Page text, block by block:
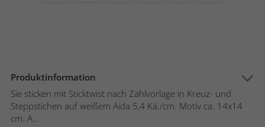
Produktinformation
Sie sticken mit Sticktwist nach Zählvorlage in Kreuz- und
Steppstichen auf weißem Aida 5,4 Kä./cm. Motiv ca. 14x14
cm. A...